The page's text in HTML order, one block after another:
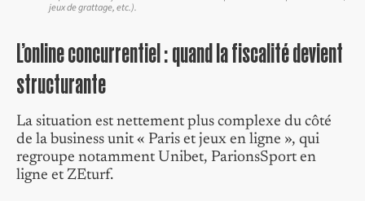
jeux de grattage, etc.).
L’online concurrentiel : quand la fiscalité devient
structurante
La situation est nettement plus complexe du côté
de la business unit « Paris et jeux en ligne », qui
regroupe notamment Unibet, ParionsSport en
ligne et ZEturf.